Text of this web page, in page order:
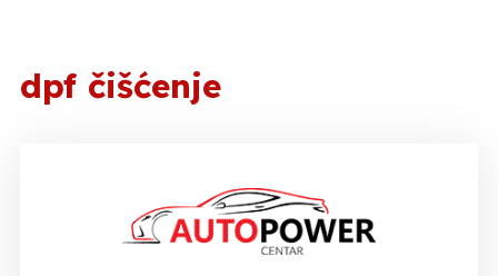
dpf čišćenje